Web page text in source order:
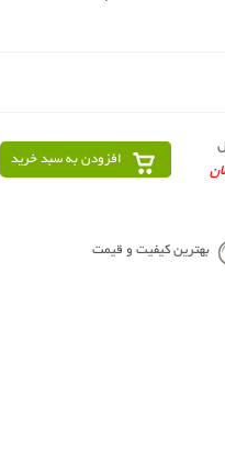
افزودن به سبد خرید
بهترین کیفیت و قیمت